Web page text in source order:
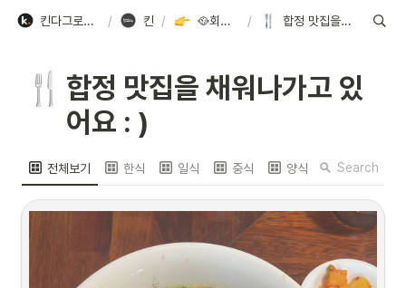
킨다그로스 채용 - Team kindagrowth / 킨다 투어/ 🥘회사 근처 맛집 List / 합정 맛집을 채워나가고 있어요 : )
🍴 합정 맛집을 채워나가고 있
어요 : )
전체보기 한식 일식 중식 양식 분식
Search